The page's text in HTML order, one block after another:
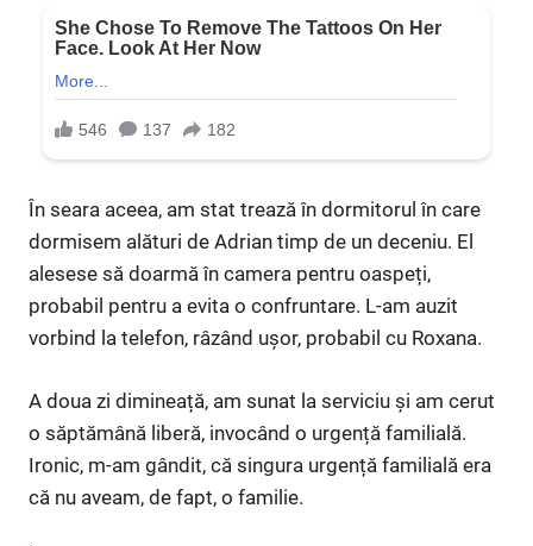
În seara aceea, am stat trează în dormitorul în care
dormisem alături de Adrian timp de un deceniu. El
alesese să doarmă în camera pentru oaspeți,
probabil pentru a evita o confruntare. L-am auzit
vorbind la telefon, râzând ușor, probabil cu Roxana.
A doua zi dimineață, am sunat la serviciu și am cerut
o săptămână liberă, invocând o urgență familială.
Ironic, m-am gândit, că singura urgență familială era
că nu aveam, de fapt, o familie.